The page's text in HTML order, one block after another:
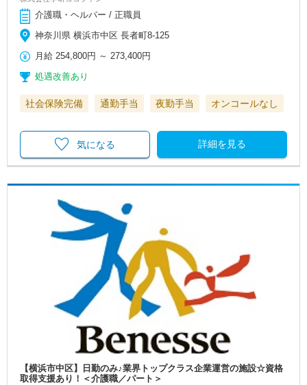
介護職・ヘルパー / 正職員
神奈川県 横浜市中区 長者町8-125
月給 254,800円 ～ 273,400円
処遇改善あり
社会保険完備 通勤手当 夜勤手当 オンコールなし
詳細を見る
気になる
【横浜市中区】日勤のみ♪業界トップクラス企業運営の施設☆資格
取得支援あり！＜介護職／パート＞